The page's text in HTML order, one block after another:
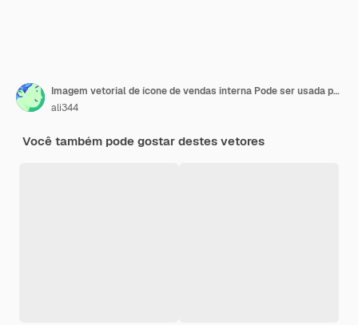
Imagem vetorial de ícone de vendas interna Pode ser usada para Vendas
ali344
Você também pode gostar destes vetores